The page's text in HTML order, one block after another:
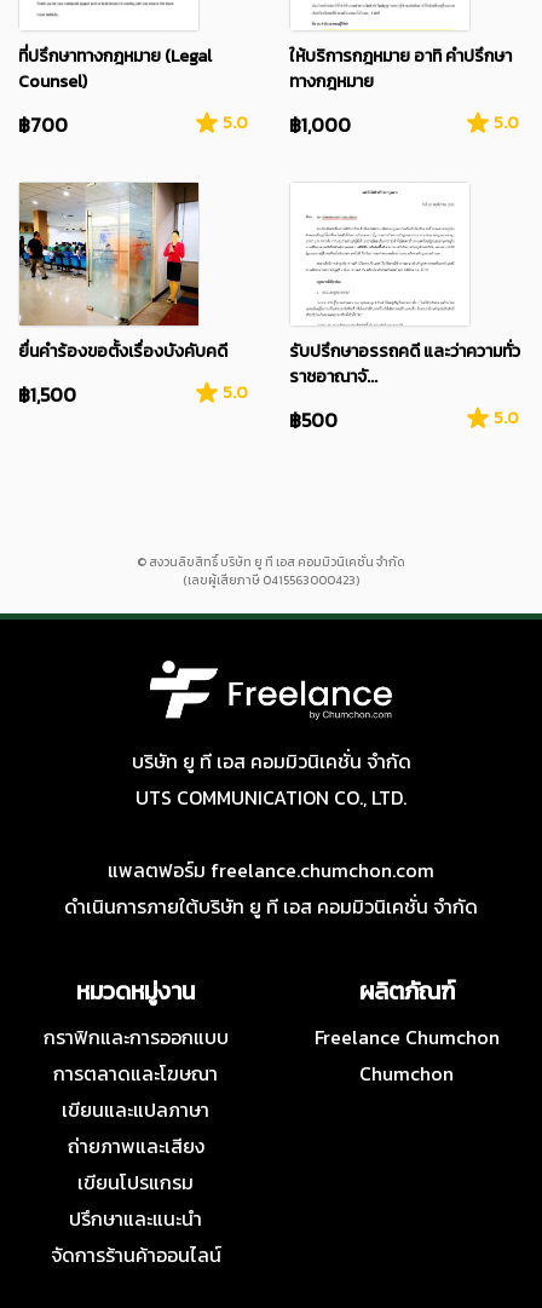
ที่ปรึกษาทางกฎหมาย (Legal
Counsel)
฿700 5.0
ให้บริการกฎหมาย อาทิ คำปรึกษา
ทางกฎหมาย
฿1,000 5.0
ยื่นคำร้องขอตั้งเรื่องบังคับคดี
฿1,500 5.0
รับปรึกษาอรรถคดี และว่าความทั่ว
ราชอาณาจั...
฿500 5.0
© สงวนลิขสิทธิ์ บริษัท ยู ที เอส คอมมิวนิเคชั่น จำกัด
(เลขผู้เสียภาษี 0415563000423)
บริษัท ยู ที เอส คอมมิวนิเคชั่น จำกัด
UTS COMMUNICATION CO., LTD.
แพลตฟอร์ม freelance.chumchon.com
ดำเนินการภายใต้บริษัท ยู ที เอส คอมมิวนิเคชั่น จำกัด
หมวดหมู่งาน
กราฟิกและการออกแบบ
การตลาดและโฆษณา
เขียนและแปลภาษา
ถ่ายภาพและเสียง
เขียนโปรแกรม
ปรึกษาและแนะนำ
จัดการร้านค้าออนไลน์
ผลิตภัณฑ์
Freelance Chumchon
Chumchon